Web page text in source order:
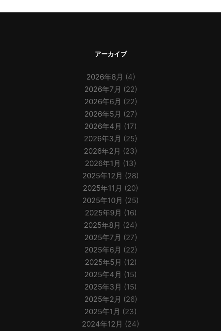
アーカイブ
2026年8月 (4)
2026年7月 (22)
2026年6月 (22)
2026年5月 (27)
2026年4月 (17)
2026年3月 (25)
2026年2月 (23)
2026年1月 (13)
2025年12月 (28)
2025年11月 (20)
2025年10月 (25)
2025年9月 (16)
2025年8月 (24)
2025年7月 (27)
2025年6月 (22)
2025年5月 (12)
2025年4月 (15)
2025年3月 (15)
2025年2月 (26)
2025年1月 (23)
2024年12月 (24)